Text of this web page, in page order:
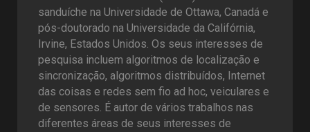
sanduíche na Universidade de Ottawa, Canadá e
pós-doutorado na Universidade da Califórnia,
Irvine, Estados Unidos. Os seus interesses de
pesquisa incluem algoritmos de localização e
sincronização, algoritmos distribuídos, Internet
das coisas e redes sem fio ad hoc, veiculares e
de sensores. É autor de vários trabalhos nas
diferentes áreas de seus interesses de